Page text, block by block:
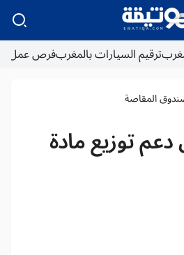
ترقيم السيارات بالمغربفرص عمل
المقاصة
توزيع مادة